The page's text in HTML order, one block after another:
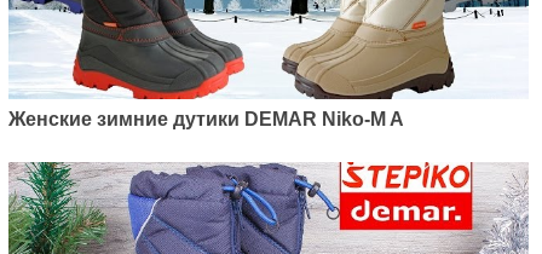
Женские зимние дутики DEMAR Niko-M A